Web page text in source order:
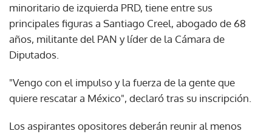
minoritario de izquierda PRD, tiene entre sus
principales figuras a Santiago Creel, abogado de 68
años, militante del PAN y líder de la Cámara de
Diputados.
"Vengo con el impulso y la fuerza de la gente que
quiere rescatar a México", declaró tras su inscripción.
Los aspirantes opositores deberán reunir al menos